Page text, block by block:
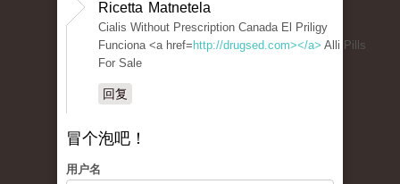
Ricetta Matnetela
Cialis Without Prescription Canada El Priligy
Funciona <a href= http://drugsed.com></a> Alli Pills
For Sale
回复
冒个泡吧！
用户名